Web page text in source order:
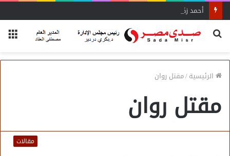
أحمد زكي: مبادرة “مصر تنطلق بالتصدير”
بحث
الرئيسية/مقتل روان
مقتل روان
مقالات